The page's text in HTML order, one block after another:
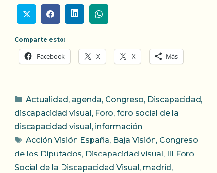
Comparte esto:
Facebook X X Más
Categorías
Actualidad , agenda, Congreso, Discapacidad ,
discapacidad visual , Foro, foro social de la
discapacidad visual , información
Etiquetas
Acción Visión España, Baja Visión, Congreso
de los Diputados, Discapacidad visual ,
III Foro
Social de la Discapacidad Visual , madrid ,